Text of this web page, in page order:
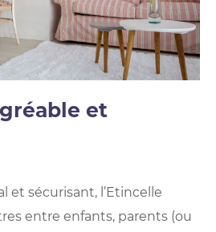
et
et sécurisant, l’Etincelle
entre enfants, parents (ou